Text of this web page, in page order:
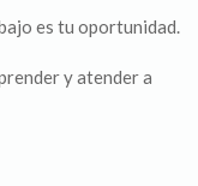
es tu oportunidad.
y atender a